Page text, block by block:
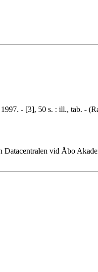
- [3], 50 s. : ill., tab. -
vid Åbo